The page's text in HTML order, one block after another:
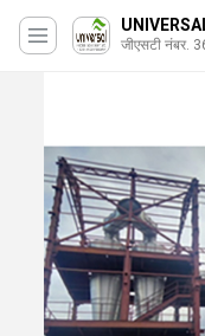
जीएसटी नंबर.